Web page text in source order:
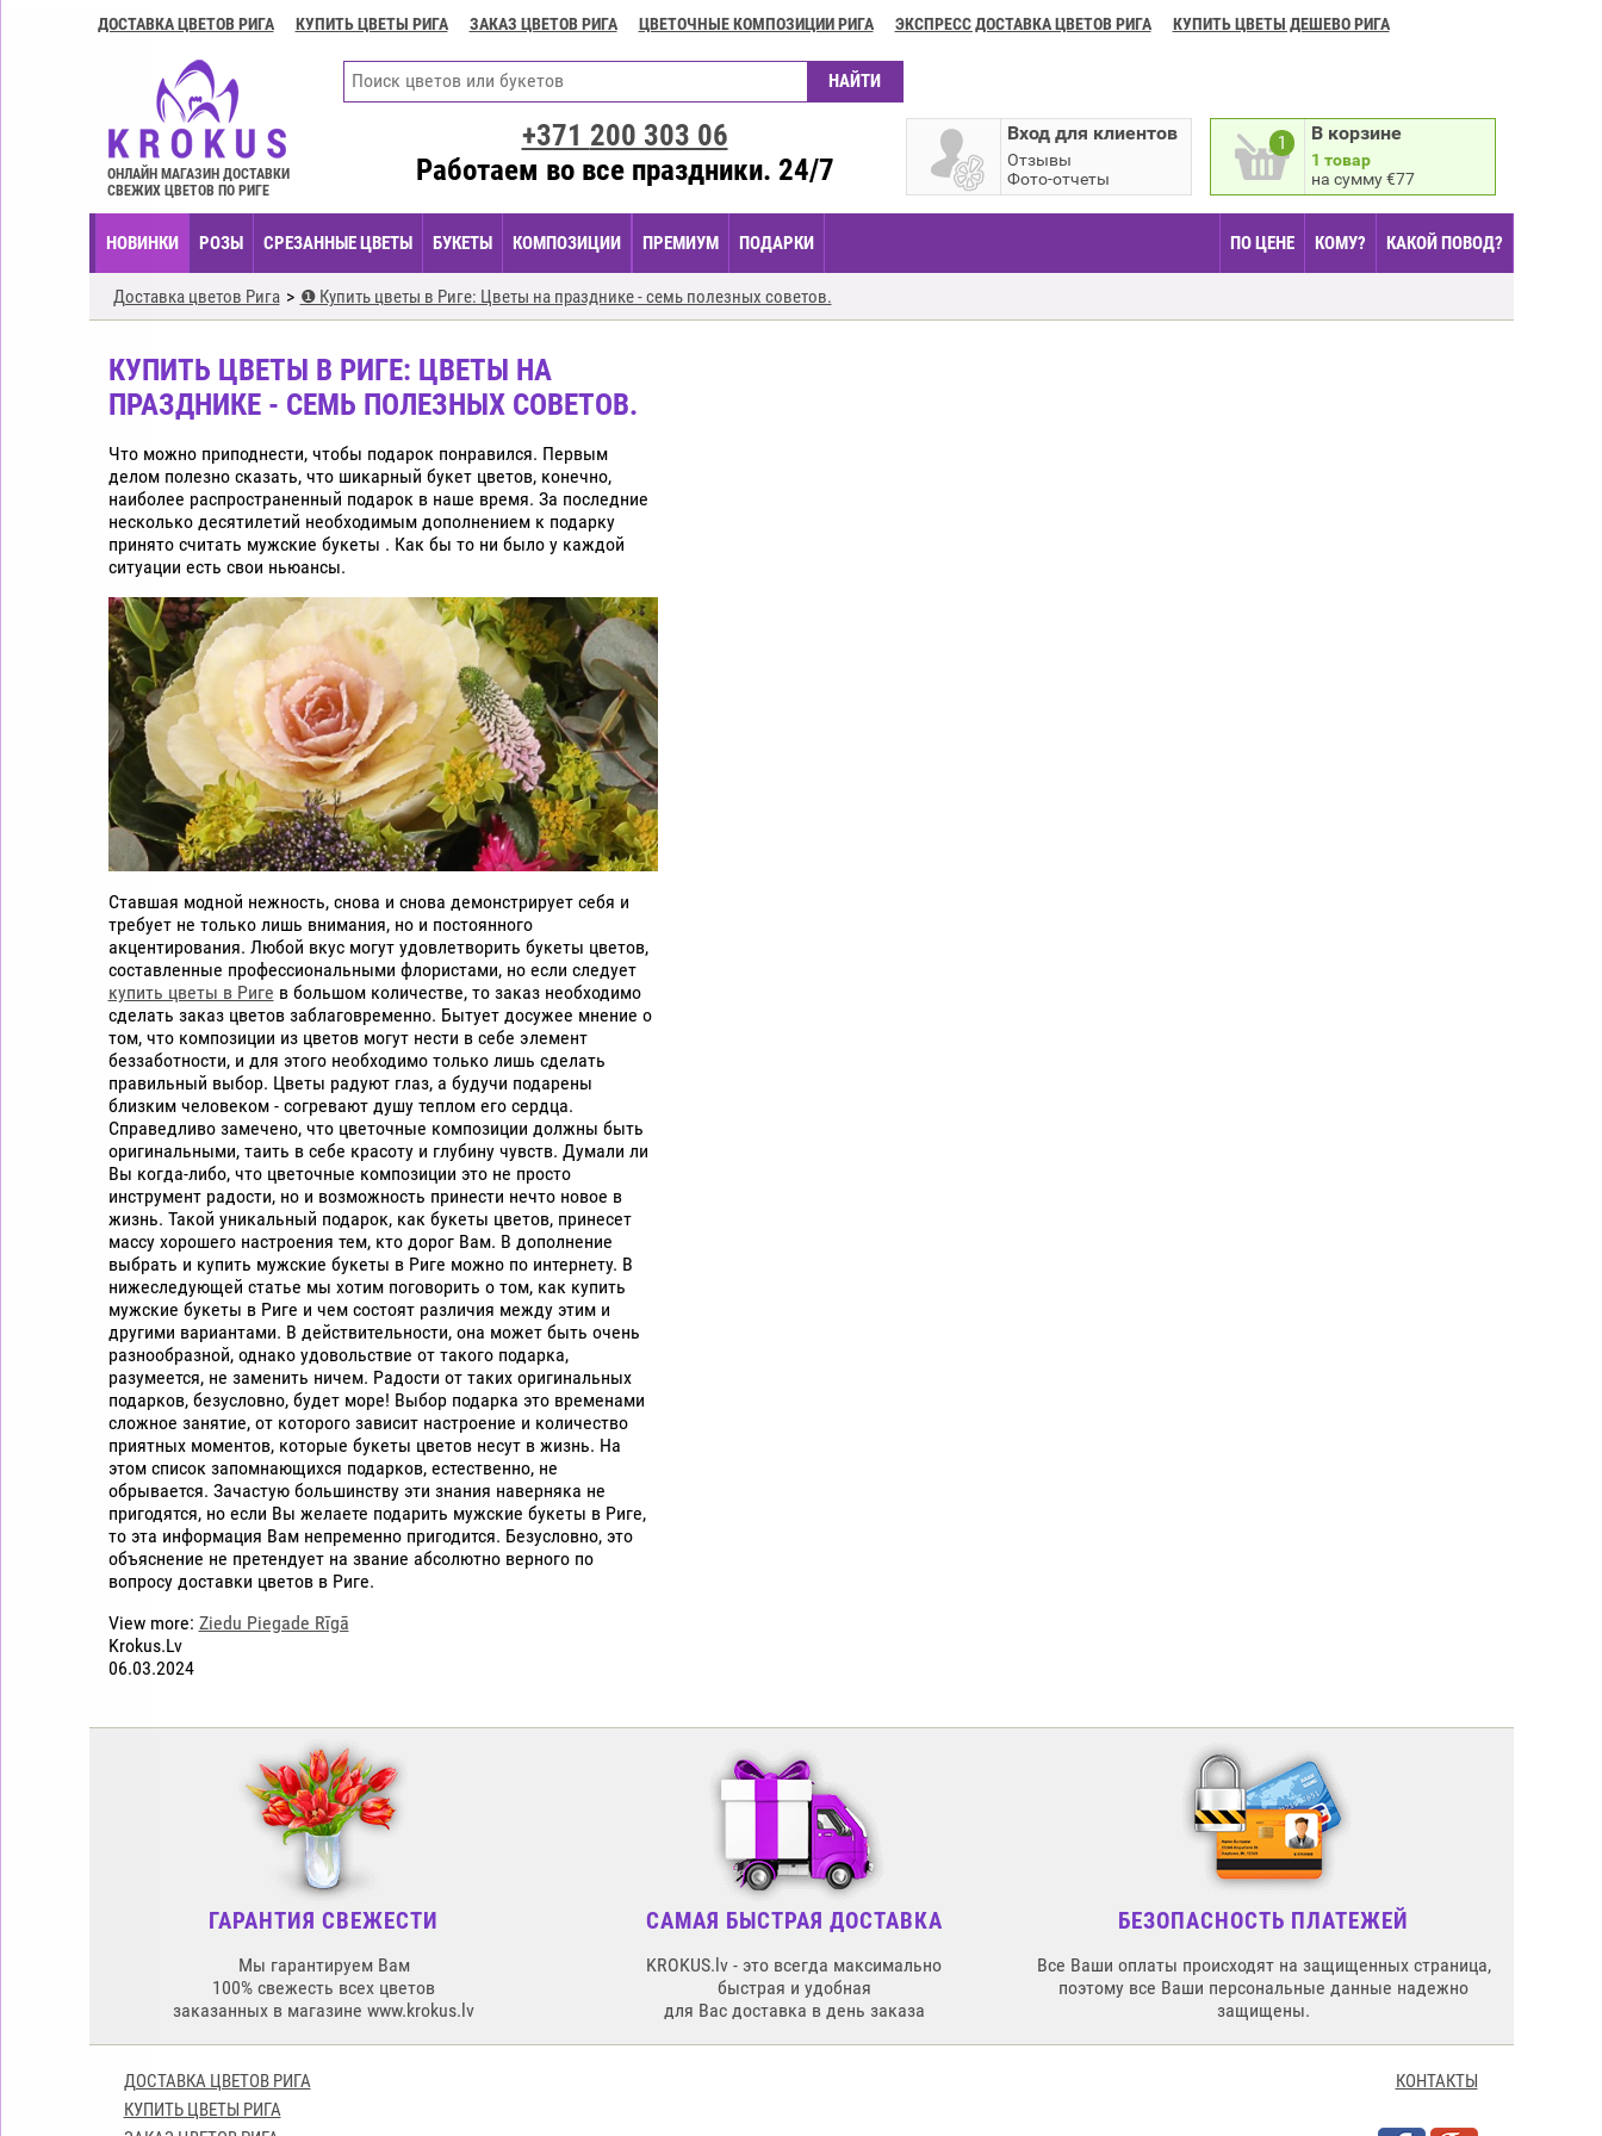
Доставка
Цветочные
ДОСТАВКА ЦВЕТОВ РИГА КУПИТЬ ЦВЕТЫ РИГА ЗАКАЗ ЦВЕТОВ РИГА ЦВЕТОЧНЫЕ КОМПОЗИЦИИ РИГА ЭКСПРЕСС ДОСТАВКА ЦВЕТОВ РИГА КУПИТЬ ЦВЕТЫ ДЕШЕВО РИГА
ОНЛАЙН МАГАЗИН ДОСТАВКИ
СВЕЖИХ ЦВЕТОВ ПО РИГЕ
1 В корзине
1 товар
на сумму €77
Вход для клиентов
Отзывы
Фото-отчеты
+371 200 303 06
Работаем во все праздники. 24/7
НОВИНКИ РОЗЫ СРЕЗАННЫЕ ЦВЕТЫ БУКЕТЫ КОМПОЗИЦИИ ПРЕМИУМ ПОДАРКИ ПО ЦЕНЕ КОМУ? КАКОЙ ПОВОД?
Доставка цветов Рига ❶ Купить цветы в Риге: Цветы на празднике - семь полезных советов.
КУПИТЬ ЦВЕТЫ В РИГЕ: ЦВЕТЫ НА
ПРАЗДНИКЕ - СЕМЬ ПОЛЕЗНЫХ СОВЕТОВ.
Что можно приподнести, чтобы подарок понравился. Первым
делом полезно сказать, что шикарный букет цветов, конечно,
наиболее распространенный подарок в наше время. За последние
несколько десятилетий необходимым дополнением к подарку
принято считать мужские букеты . Как бы то ни было у каждой
ситуации есть свои ньюансы.
Ставшая модной нежность, снова и снова демонстрирует себя и
требует не только лишь внимания, но и постоянного
акцентирования. Любой вкус могут удовлетворить букеты цветов,
составленные профессиональными флористами, но если следует
купить цветы в Риге в большом количестве, то заказ необходимо
сделать заказ цветов заблаговременно. Бытует досужее мнение о
том, что композиции из цветов могут нести в себе элемент
беззаботности, и для этого необходимо только лишь сделать
правильный выбор. Цветы радуют глаз, а будучи подарены
близким человеком - согревают душу теплом его сердца.
Справедливо замечено, что цветочные композиции должны быть
оригинальными, таить в себе красоту и глубину чувств. Думали ли
Вы когда-либо, что цветочные композиции это не просто
инструмент радости, но и возможность принести нечто новое в
жизнь. Такой уникальный подарок, как букеты цветов, принесет
массу хорошего настроения тем, кто дорог Вам. В дополнение
выбрать и купить мужские букеты в Риге можно по интернету. В
нижеследующей статье мы хотим поговорить о том, как купить
мужские букеты в Риге и чем состоят различия между этим и
другими вариантами. В действительности, она может быть очень
разнообразной, однако удовольствие от такого подарка,
разумеется, не заменить ничем. Радости от таких оригинальных
подарков, безусловно, будет море! Выбор подарка это временами
сложное занятие, от которого зависит настроение и количество
приятных моментов, которые букеты цветов несут в жизнь. На
этом список запомнающихся подарков, естественно, не
обрывается. Зачастую большинству эти знания наверняка не
пригодятся, но если Вы желаете подарить мужские букеты в Риге,
то эта информация Вам непременно пригодится. Безусловно, это
объяснение не претендует на звание абсолютно верного по
вопросу доставки цветов в Риге.
View more: Ziedu Piegade Rīgā
Krokus.Lv
06.03.2024
ГАРАНТИЯ СВЕЖЕСТИ
Мы гарантируем Вам
100% свежесть всех цветов
заказанных в магазине www.krokus.lv
САМАЯ БЫСТРАЯ ДОСТАВКА
KROKUS.lv - это всегда максимально
быстрая и удобная
для Вас доставка в день заказа
БЕЗОПАСНОСТЬ ПЛАТЕЖЕЙ
Все Ваши оплаты происходят на защищенных страница,
поэтому все Ваши персональные данные надежно
защищены.
ДОСТАВКА ЦВЕТОВ РИГА
КУПИТЬ ЦВЕТЫ РИГА
КОНТАКТЫ